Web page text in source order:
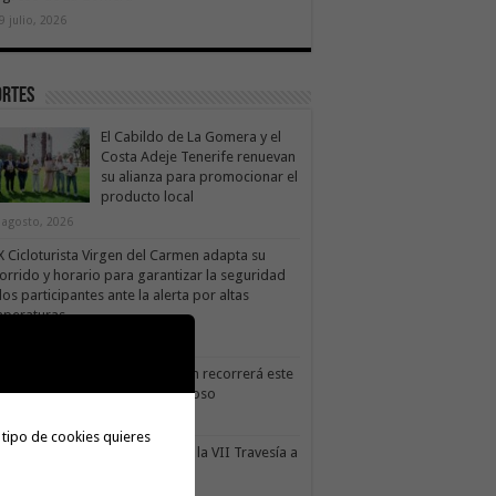
julio, 2026
El Cabildo de La Gomera y el
Costa Adeje Tenerife renuevan
su alianza para promocionar el
producto local
agosto, 2026
Cicloturista Virgen del Carmen adapta su
y horario para garantizar la seguridad
participantes ante la alerta por altas
X Cicloturista Virgen del Carmen recorrerá este
los paisajes de Vallehermoso
Gran Rey acoge este sábado la VII Travesía a
de cookies quieres